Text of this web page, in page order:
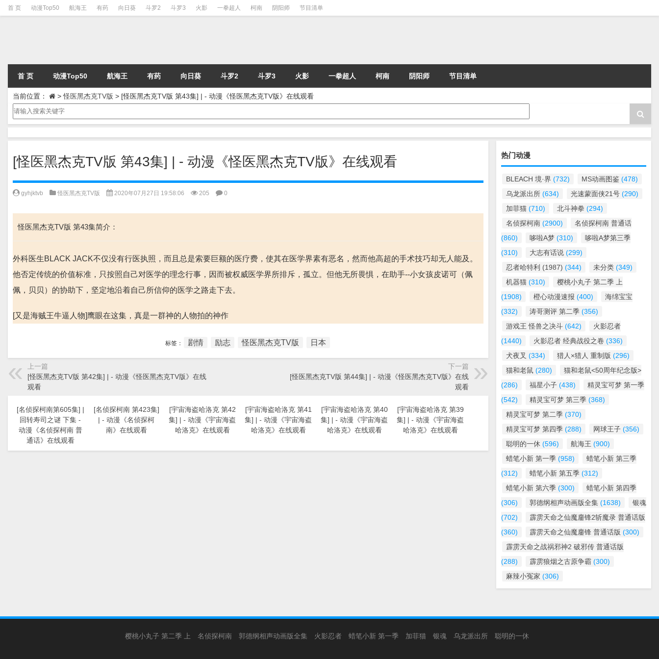
首 页 动漫Top50 航海王 有药 向日葵 斗罗2 斗罗3 火影 一拳超人 柯南 阴阳师 节目清单
首 页 动漫Top50 航海王 有药 向日葵 斗罗2 斗罗3 火影 一拳超人 柯南 阴阳师 节目清单
当前位置： > 怪医黑杰克TV版 > [怪医黑杰克TV版 第43集] | - 动漫《怪医黑杰克TV版》在线观看
[怪医黑杰克TV版 第43集] | - 动漫《怪医黑杰克TV版》在线观看
gyhjktvb 怪医黑杰克TV版 2020年07月27日 19:58:06 205 0
怪医黑杰克TV版 第43集简介：
外科医生BLACK JACK不仅没有行医执照，而且总是索要巨额的医疗费，使其在医学界素有恶名，然而他高超的手术技巧却无人能及。
他否定传统的价值标准，只按照自己对医学的理念行事，因而被权威医学界所排斥，孤立。但他无所畏惧，在助手--小女孩皮诺可（佩
佩，贝贝）的协助下，坚定地沿着自己所信仰的医学之路走下去。
[又是海贼王牛逼人物]鹰眼在这集，真是一群神的人物拍的神作
标签： 剧情 励志 怪医黑杰克TV版 日本
上一篇
[怪医黑杰克TV版 第42集] | - 动漫《怪医黑杰克TV版》在线
观看
下一篇
[怪医黑杰克TV版 第44集] | - 动漫《怪医黑杰克TV版》在线
观看
[名侦探柯南第605集] |
回转寿司之谜 下集 -
动漫《名侦探柯南 普
通话》在线观看
[名侦探柯南 第423集]
| - 动漫《名侦探柯
南》在线观看
[宇宙海盗哈洛克 第42
集] | - 动漫《宇宙海盗
哈洛克》在线观看
[宇宙海盗哈洛克 第41
集] | - 动漫《宇宙海盗
哈洛克》在线观看
[宇宙海盗哈洛克 第40
集] | - 动漫《宇宙海盗
哈洛克》在线观看
[宇宙海盗哈洛克 第39
集] | - 动漫《宇宙海盗
哈洛克》在线观看
热门动漫
BLEACH 境·界 (732) MS动画图鉴 (478)
乌龙派出所 (634) 光速蒙面侠21号 (290)
加菲猫 (710) 北斗神拳 (294)
名侦探柯南 (2900)
名侦探柯南 普通话
(860)
哆啦A梦 (310)
哆啦A梦第三季
(310)
大志有话说 (299)
忍者哈特利 (1987) (344) 未分类 (349)
机器猫 (310)
樱桃小丸子 第二季 上
(1908)
橙心动漫速报 (400)
海绵宝宝
(332)
涛哥测评 第二季 (356)
游戏王 怪兽之决斗 (642)
火影忍者
(1440)
火影忍者 经典战役之卷 (336)
犬夜叉 (334) 猎人×猎人 重制版 (296)
猫和老鼠 (280)
猫和老鼠<50周年纪念版>
(286)
福星小子 (438)
精灵宝可梦 第一季
(542)
精灵宝可梦 第三季 (368)
精灵宝可梦 第二季 (370)
精灵宝可梦 第四季 (288) 网球王子 (356)
聪明的一休 (596) 航海王 (900)
蜡笔小新 第一季 (958)
蜡笔小新 第三季
(312)
蜡笔小新 第五季 (312)
蜡笔小新 第六季 (300)
蜡笔小新 第四季
(306)
郭德纲相声动画版全集 (1638)
银魂
(702)
霹雳天命之仙魔鏖锋2斩魔录 普通话版
(360)
霹雳天命之仙魔鏖锋 普通话版 (300)
霹雳天命之战祸邪神2 破邪传 普通话版
(288)
霹雳狼烟之古原争霸 (300)
麻辣小冤家 (306)
樱桃小丸子 第二季 上 名侦探柯南 郭德纲相声动画版全集 火影忍者 蜡笔小新 第一季 加菲猫 银魂 乌龙派出所 聪明的一休